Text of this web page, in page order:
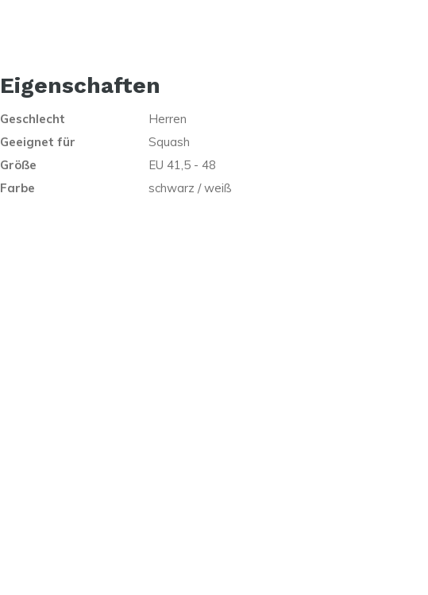
Eigenschaften
Geschlecht
Herren
Geeignet für
Squash
Größe
EU 41,5 - 48
Farbe
schwarz / weiß